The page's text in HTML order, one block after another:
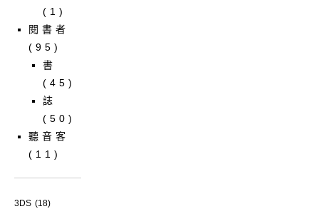
(1)
閱書者
(95)
書
(45)
誌
(50)
聽音客
(11)
3DS (18)